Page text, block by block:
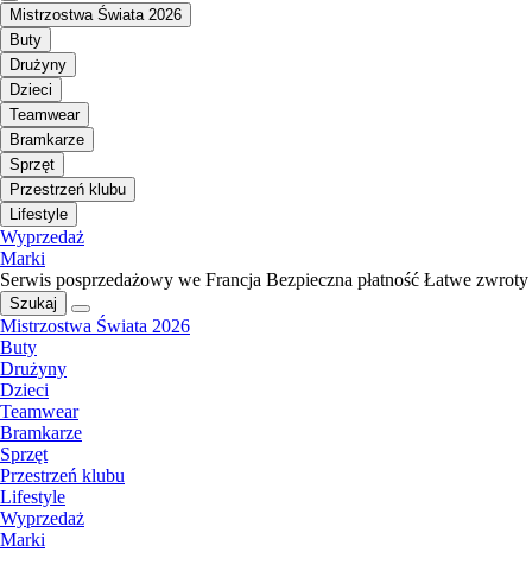
Mistrzostwa Świata 2026
Buty
Drużyny
Dzieci
Teamwear
Bramkarze
Sprzęt
Przestrzeń klubu
Lifestyle
Wyprzedaż
Marki
Serwis posprzedażowy we Francja Bezpieczna płatność Łatwe zwroty
Szukaj
Mistrzostwa Świata 2026
Buty
Drużyny
Dzieci
Teamwear
Bramkarze
Sprzęt
Przestrzeń klubu
Lifestyle
Wyprzedaż
Marki